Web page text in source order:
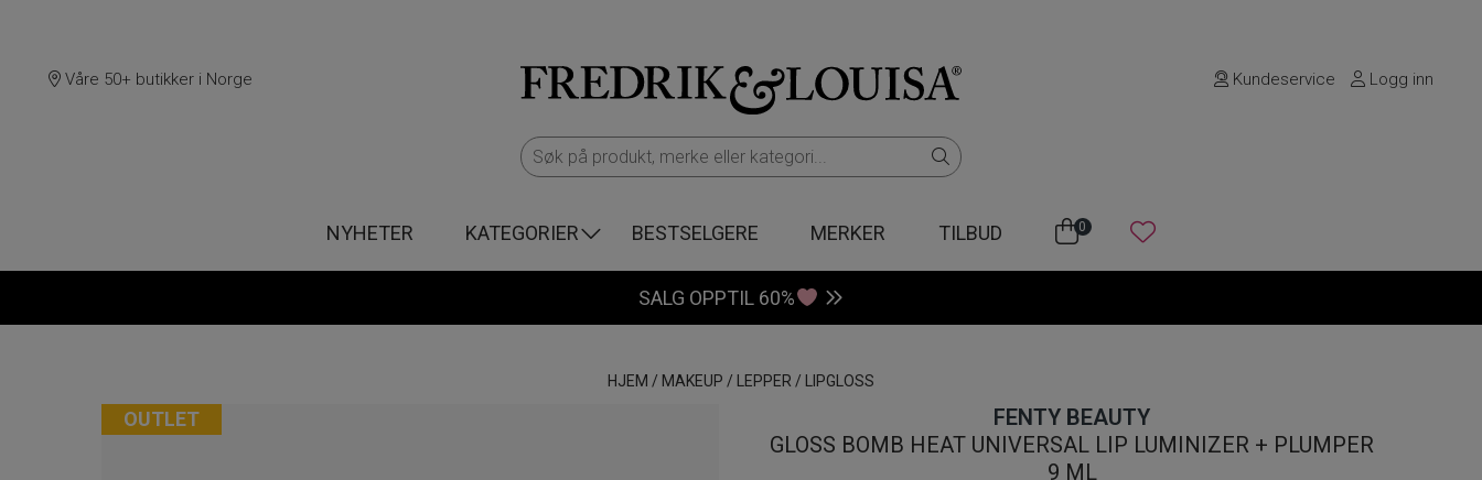
Våre 50+ butikker i Norge Kundeservice Logg inn
NYHETER KATEGORIER BESTSELGERE MERKER TILBUD 0
SALG OPPTIL 60%
HJEM / MAKEUP / LEPPER / LIPGLOSS
OUTLET
FENTY BEAUTY
GLOSS BOMB HEAT UNIVERSAL LIP LUMINIZER + PLUMPER
9 ML